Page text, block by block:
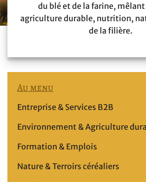
du blé et de la farine,
agriculture durable, nutrition,
de la filière.
Au menu
Entreprise & Services B2B
Environnement & Agriculture
Formation & Emplois
Nature & Terroirs céréaliers